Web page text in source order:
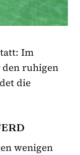
Im
ruhigen
die
wenigen